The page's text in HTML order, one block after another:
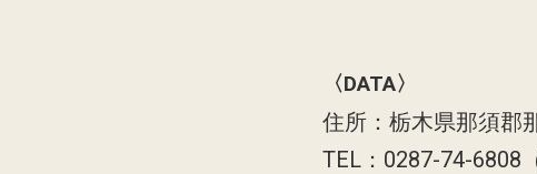
〈DATA〉
住所：栃木県那須郡
TEL：0287-74-6808